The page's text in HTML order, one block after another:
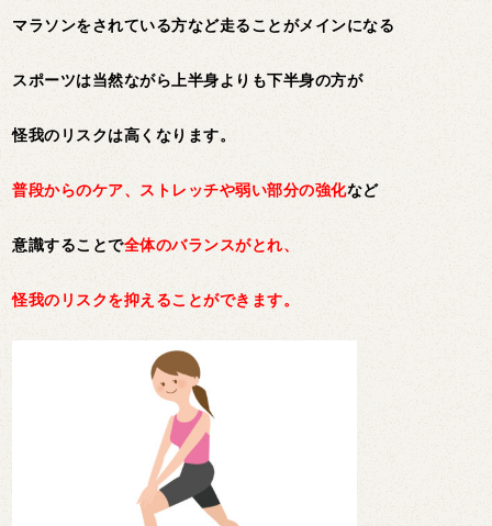
マラソンをされている方など走ることがメインになる
スポーツは当然ながら上半身よりも下半身の方が
怪我のリスクは高くなります。
普段からのケア、ストレッチや弱い部分の強化など
意識することで全体のバランスがとれ、
怪我のリスクを抑えることができます。